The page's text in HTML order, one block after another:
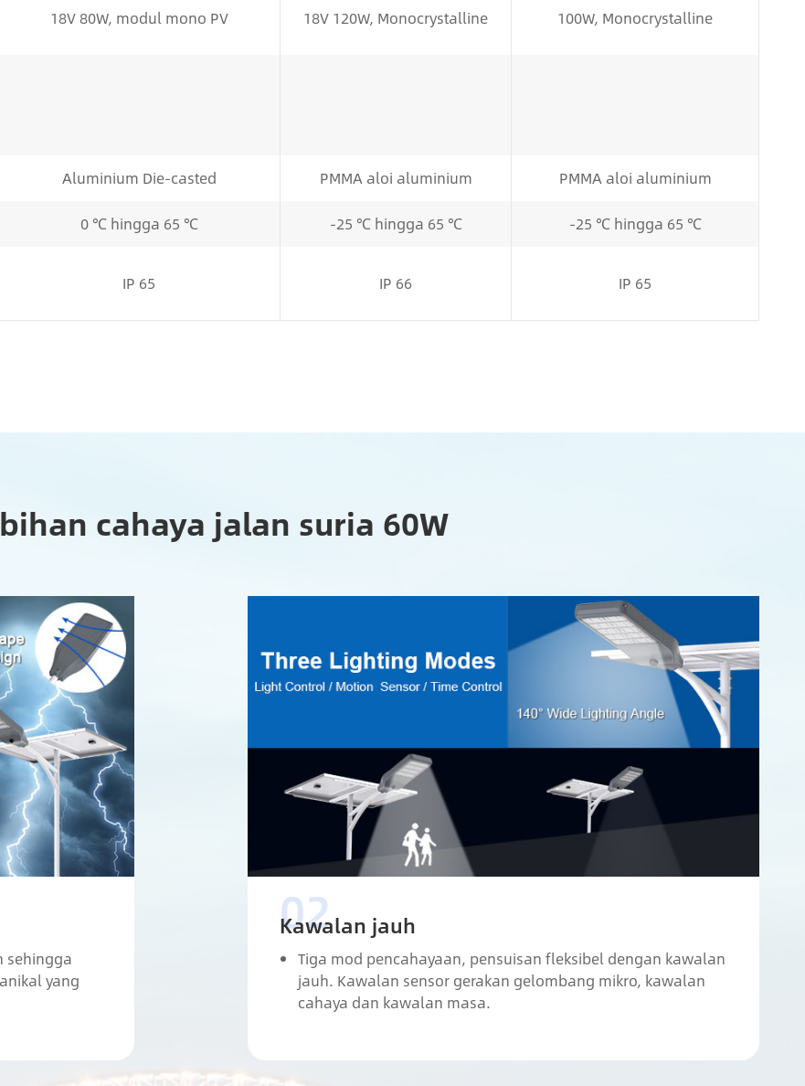
18V 80W, modul mono PV 18V 120W, Monocrystalline 100W, Monocrystalline
Aluminium Die-casted PMMA aloi aluminium
PMMA aloi aluminium
0 ℃ hingga 65 ℃ -25 ℃ hingga 65 ℃
-25 ℃ hingga 65 ℃
IP 65 IP 66 IP 65
cahaya jalan suria 60W
sehingga
yang
Kawalan jauh
Tiga mod pencahayaan, pensuisan fleksibel dengan kawalan
jauh. Kawalan sensor gerakan gelombang mikro, kawalan
cahaya dan kawalan masa.